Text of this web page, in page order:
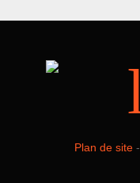
Plan de site-